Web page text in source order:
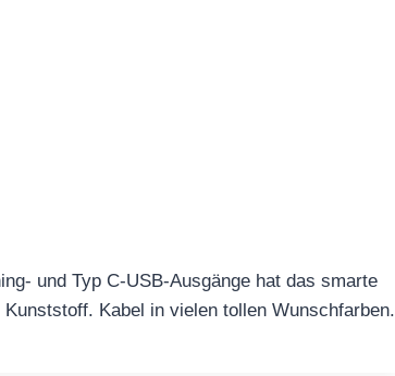
und Typ C-USB-Ausgänge hat das smarte
Kabel in vielen tollen Wunschfarben.